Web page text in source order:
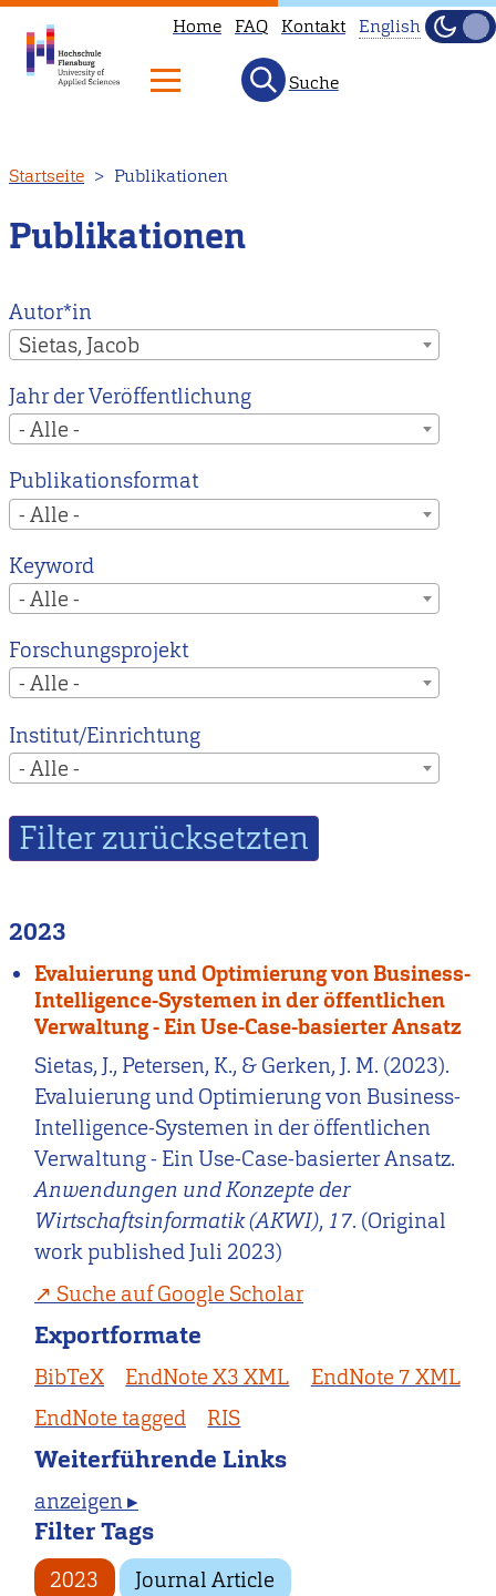
zum
Inhalt
Home FAQ Kontakt
to
our
main
instead.
English
Hell
Suche
Startseite Publikationen
Publikationen
Autor*in
Sietas, Jacob
Jahr der Veröffentlichung
- Alle -
Publikationsformat
- Alle -
Keyword
- Alle -
Forschungsprojekt
- Alle -
Institut/Einrichtung
- Alle -
2023
Evaluierung und Optimierung von Business-
Intelligence-Systemen in der öffentlichen
Verwaltung - Ein Use-Case-basierter Ansatz
Sietas, J., Petersen, K., & Gerken, J. M. (2023).
Evaluierung und Optimierung von Business-
Intelligence-Systemen in der öffentlichen
Verwaltung - Ein Use-Case-basierter Ansatz.
Anwendungen und Konzepte der
Wirtschaftsinformatik (AKWI), 17. (Original
work published Juli 2023)
Suche auf Google Scholar
Exportformate
BibTeX EndNote X3 XML
EndNote 7 XML
EndNote tagged
RIS
Weiterführende Links
anzeigen ▸
Filter Tags
2023 Journal Article